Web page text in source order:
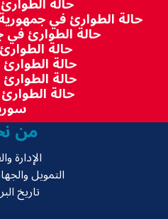
حالة الطوارئ في
حالة الطوارئ
حالة
حالة
حالة
حالة
من
الإدارة
التمويل
تاريخ